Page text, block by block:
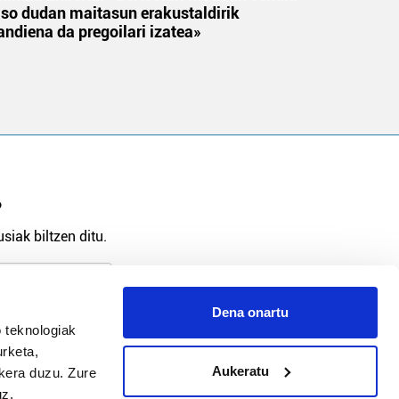
duzu. Zure
Dena onartu
Aukeratu
dudan maitasun erakustaldirik
da pregoilari izatea»
biltzen ditu.